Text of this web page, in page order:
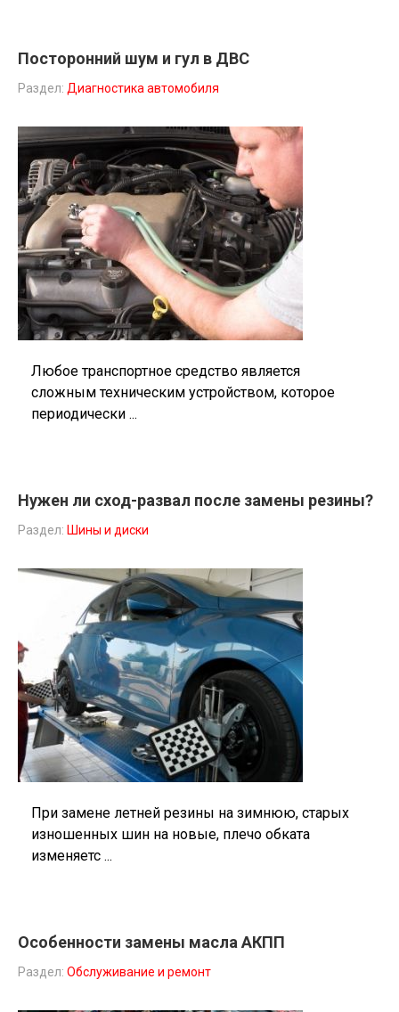
Посторонний шум и гул в ДВС
Раздел: Диагностика автомобиля
Любое транспортное средство является
сложным техническим устройством, которое
периодически ...
Нужен ли сход-развал после замены резины?
Раздел: Шины и диски
При замене летней резины на зимнюю, старых
изношенных шин на новые, плечо обката
изменяетс ...
Особенности замены масла АКПП
Раздел: Обслуживание и ремонт